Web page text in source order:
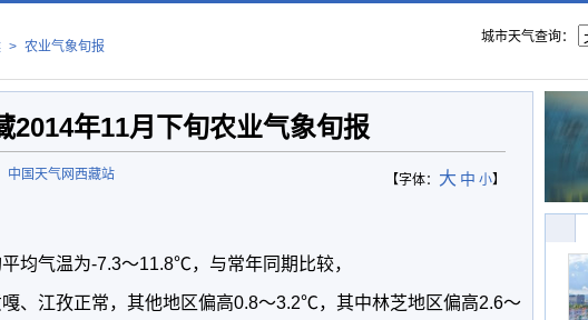
> 农业气象旬报
城市天气查询：
2014年11月下旬农业气象旬报
【字体： 大 中 小】
中国天气网西藏站
平均气温为-7.3～11.8℃，与常年同期比较，
、江孜正常，其他地区偏高0.8～3.2℃，其中林芝地区偏高2.6～